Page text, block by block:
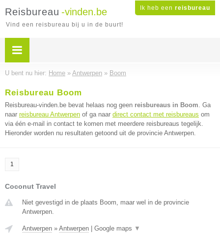
Ik heb een reisbureau
Reisbureau -vinden.be
Vind een reisbureau bij u in de buurt!
U bent nu hier: Home » Antwerpen » Boom
Reisbureau Boom
Reisbureau-vinden.be bevat helaas nog geen reisbureaus in Boom. Ga
naar reisbureau Antwerpen of ga naar direct contact met reisbureaus om
via één e-mail in contact te komen met meerdere reisbureaus tegelijk.
Hieronder worden nu resultaten getoond uit de provincie Antwerpen.
1
Coconut Travel
Niet gevestigd in de plaats Boom, maar wel in de provincie
Antwerpen.
Antwerpen » Antwerpen Google maps ▼